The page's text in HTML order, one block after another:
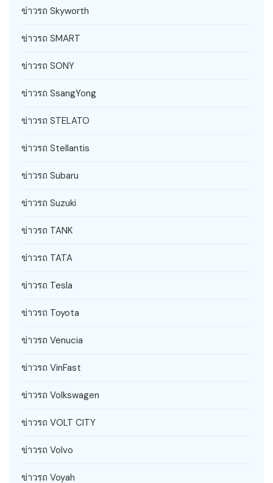
ข่าวรถ Skyworth
ข่าวรถ SMART
ข่าวรถ SONY
ข่าวรถ SsangYong
ข่าวรถ STELATO
ข่าวรถ Stellantis
ข่าวรถ Subaru
ข่าวรถ Suzuki
ข่าวรถ TANK
ข่าวรถ TATA
ข่าวรถ Tesla
ข่าวรถ Toyota
ข่าวรถ Venucia
ข่าวรถ VinFast
ข่าวรถ Volkswagen
ข่าวรถ VOLT CITY
ข่าวรถ Volvo
ข่าวรถ Voyah